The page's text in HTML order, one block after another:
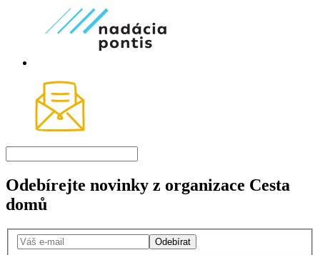
Odebírejte novinky z organizace Cesta
domů
Odebírat